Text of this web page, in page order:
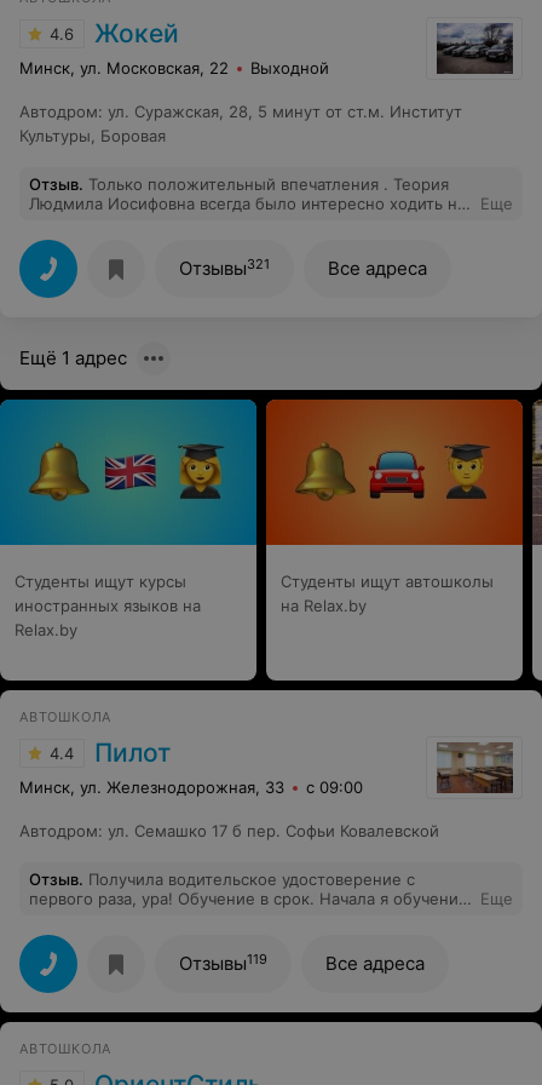
ошибался с Вами
4.6 Жокей
Минск, ул. Московская, 22 Выходной
Автодром: ул. Суражская, 28, 5 минут от ст.м. Институт
Культуры, Боровая
Отзыв. Только положительный впечатления . Теория
Людмила Иосифовна всегда было интересно ходить на
Станислав , на высоте , четкие техники , развороты в
любом месте не вопрос )))) скорость, поток машин ,
ничего не страшно , спасибо Вам , гаи пройдено
успешно . Администрация всегда готова выслушать и
Еще
Отзывы321 Все адреса
Ещё 1 адрес
Студенты ищут курсы
иностранных языков на
Relax.by
Студенты ищут автошколы
на Relax.by
АВТОШКОЛА
4.4 Пилот
Минск, ул. Железнодорожная, 33 с 09:00
Автодром: ул. Семашко 17 б пер. Софьи Ковалевской
Отзыв. Получила водительское удостоверение с
первого раза, ура! Обучение в срок. Начала я обучение
водительское! Всё было круто, шла всегда с радостью
на каждое занятие. Спасибо Вам огромное!
Преподаватель, инструктор мне очень понравились.
Буду рекомендовать Вас!
Еще
Отзывы119 Все адреса
АВТОШКОЛА